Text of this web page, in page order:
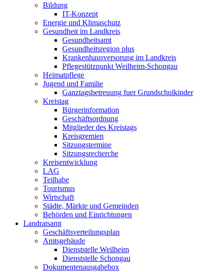
Bildung
IT-Konzept
Energie und Klimaschutz
Gesundheit im Landkreis
Gesundheitsamt
Gesundheitsregion plus
Krankenhausversorung im Landkreis
Pflegestützpunkt Weilheim-Schongau
Heimatpflege
Jugend und Familie
Ganztagsbetreuung fuer Grundschulkinder
Kreistag
Bürgerinformation
Geschäftsordnung
Mitglieder des Kreistags
Kreisgremien
Sitzungstermine
Sitzungsrecherche
Kreisentwicklung
LAG
Teilhabe
Tourismus
Wirtschaft
Städte, Märkte und Gemeinden
Behörden und Einrichtungen
Landratsamt
Geschäftsverteilungsplan
Amtsgebäude
Dienststelle Weilheim
Dienststelle Schongau
Dokumentenausgabebox